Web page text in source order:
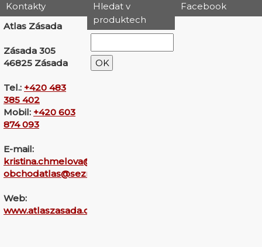
Kontakty
Atlas Zásada
Zásada 305
46825 Zásada
Tel.: +420 483
385 402
Mobil: +420 603
874 093
E-mail:
kristina.chmelova@seznam.cz
obchodatlas@seznam.cz
Web:
www.atlaszasada.cz
Hledat v
produktech
Facebook